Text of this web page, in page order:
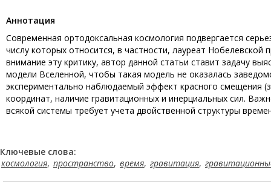
Aннотация
Современная ортодоксальная космология подвергается
числу которых относится, в частности, лауреат
внимание эту критику, автор данной статьи ставит задачу
модели Вселенной, чтобы такая модель не оказалась
экспериментально наблюдаемый эффект красного смещения
координат, наличие гравитационных и инерциальных сил.
всякой системы требует учета двойственной структуры
Ключевые слова:
космология, пространство, время, гравитация,